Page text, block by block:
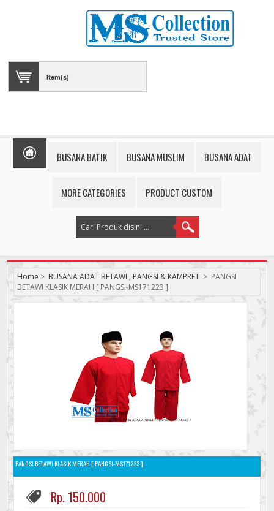
Item(s)
BUSANA BATIK BUSANA MUSLIM BUSANA ADAT
MORE CATEGORIES PRODUCT CUSTOM
Home > BUSANA ADAT BETAWI , PANGSI & KAMPRET > PANGSI
BETAWI KLASIK MERAH [ PANGSI-MS171223 ]
PANGSI BETAWI KLASIK MERAH [ PANGSI-MS171223 ]
Rp. 150.000